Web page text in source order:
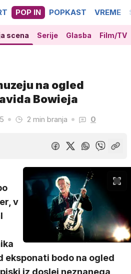
POP IN POPKAST VREME
scena Serije Glasba Film/TV
na ogled
Bowieja
2 min branja 0
v
eksponati bodo na ogled
iz doslej neznanega